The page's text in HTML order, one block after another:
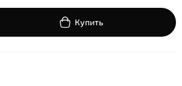
Купить